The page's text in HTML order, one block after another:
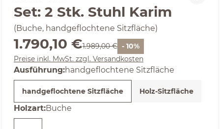
Durchschnittliche Bewertung von 4.75 von 5 Sternen
Set: 2 Stk. Stuhl Karim
(Buche, handgeflochtene Sitzfläche)
Verkaufspreis:
1.790,10 €Regulärer Preis:
1.989,00 € - 10%
Preise inkl. MwSt. zzgl. Versandkosten
Ausführungauswählen
:handgeflochtene Sitzfläche
handgeflochtene Sitzfläche Holz-Sitzfläche
Holzartauswählen
:Buche